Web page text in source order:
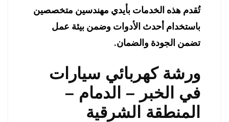
تُقدم هذه الخدمات بأيدي مهندسين متخصصين
باستخدام أحدث الأدوات وضمن بيئة عمل
تضمن الجودة والضمان.
ورشة كهربائي سيارات
في الخبر – الدمام –
المنطقة الشرقية